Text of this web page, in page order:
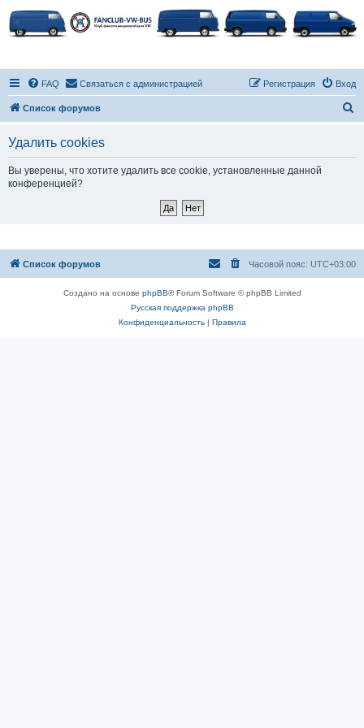
FAQ Связаться с администрацией Вход
Регистрация
Список форумов
Удалить cookies
Вы уверены, что хотите удалить все cookie, установленные данной
конференцией?
Список форумов Часовой пояс: UTC+03:00
Создано на основе phpBB® Forum Software © phpBB Limited
Русская поддержка phpBB
Конфиденциальность| Правила